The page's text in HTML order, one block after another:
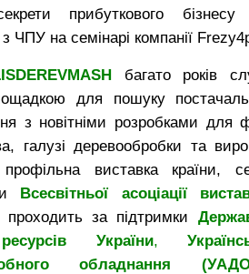
прибуткового
ЧПУ на семінарі компанії
багато років
для пошуку
з новітніми розробками для
галузі деревообробки та
виставка країни,
Всесвітньої асоціації
за підтримки
України,
обладнання